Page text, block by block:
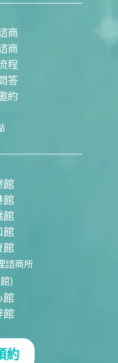
r
商
商
程
答
約
館
館
館
館
館
諮商所
)
館
館
約